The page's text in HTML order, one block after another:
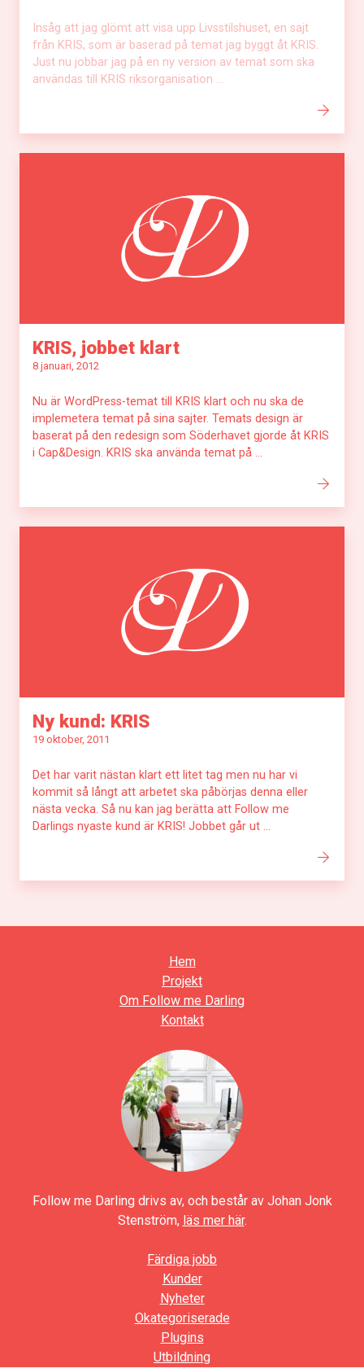
Insåg att jag glömt att visa upp Livsstilshuset, en sajt
från KRIS, som är baserad på temat jag byggt åt KRIS.
Just nu jobbar jag på en ny version av temat som ska
användas till KRIS riksorganisation ...
KRIS, jobbet klart
8 januari, 2012
Nu är WordPress-temat till KRIS klart och nu ska de
implemetera temat på sina sajter. Temats design är
baserat på den redesign som Söderhavet gjorde åt KRIS
i Cap&Design. KRIS ska använda temat på ...
Ny kund: KRIS
19 oktober, 2011
Det har varit nästan klart ett litet tag men nu har vi
kommit så långt att arbetet ska påbörjas denna eller
nästa vecka. Så nu kan jag berätta att Follow me
Darlings nyaste kund är KRIS! Jobbet går ut ...
Hem
Projekt
Om Follow me Darling
Kontakt
Follow me Darling drivs av, och består av Johan Jonk
Stenström, läs mer här.
Färdiga jobb
Kunder
Nyheter
Okategoriserade
Plugins
Utbildning